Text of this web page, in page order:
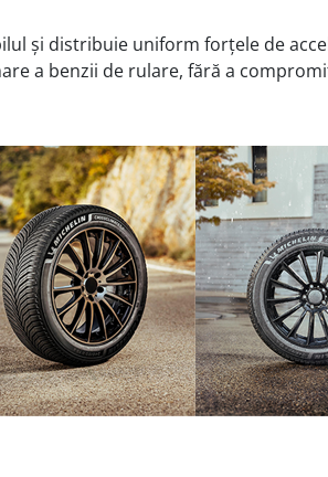
și distribuie uniform forțele de
a benzii de rulare, fără a